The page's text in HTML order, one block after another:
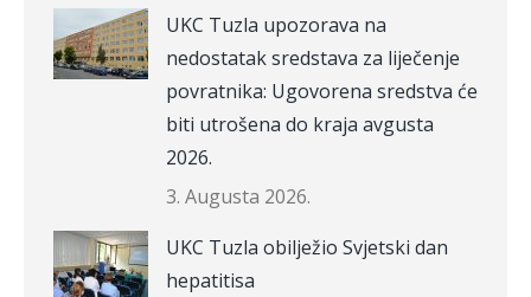
UKC Tuzla upozorava na
nedostatak sredstava za liječenje
povratnika: Ugovorena sredstva će
biti utrošena do kraja avgusta
2026.
3. Augusta 2026.
UKC Tuzla obilježio Svjetski dan
hepatitisa